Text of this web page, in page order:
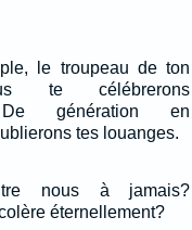
le troupeau de ton
te célébrerons
De génération en
tes louanges.
nous à jamais?
éternellement?